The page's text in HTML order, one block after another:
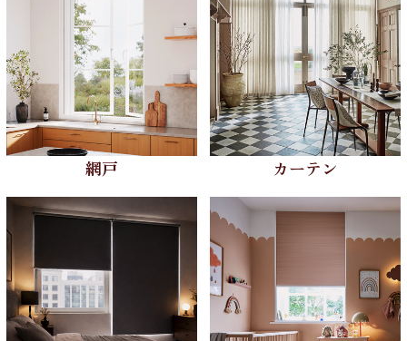
網戸 カーテン